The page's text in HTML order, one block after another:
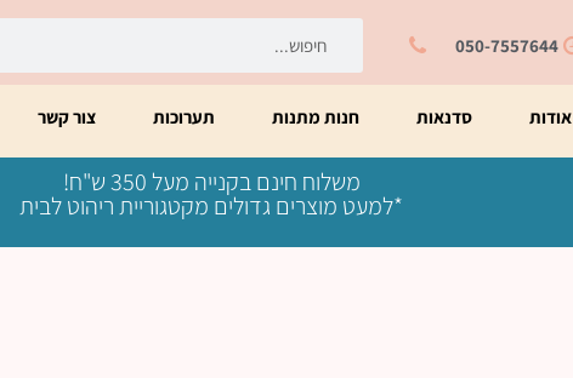
050-7557644
אודות סדנאות חנות מתנות תערוכות צור קשר
משלוח חינם בקנייה מעל 350 ש"ח!
*למעט מוצרים גדולים מקטגוריית ריהוט לבית